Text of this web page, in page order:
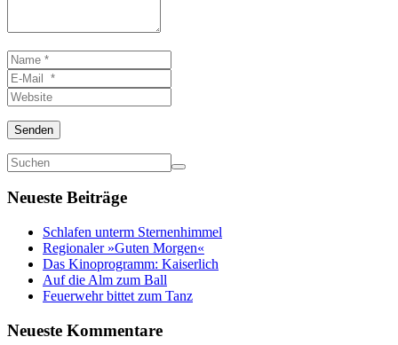
Name
*E-
Mail
*
Website
Senden
Neueste Beiträge
Schlafen unterm Sternenhimmel
Regionaler »Guten Morgen«
Das Kinoprogramm: Kaiserlich
Auf die Alm zum Ball
Feuerwehr bittet zum Tanz
Neueste Kommentare